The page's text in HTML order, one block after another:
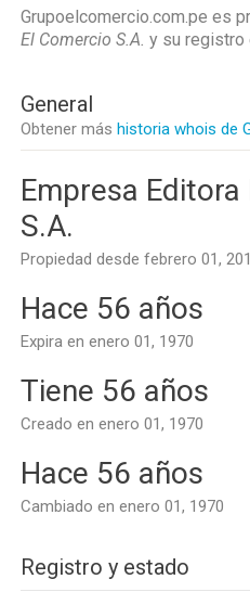
Grupoelcomercio.com.pe es
El Comercio S.A. y su registro
General
Obtener más historia whois de
Empresa
S.A.
Propiedad desde febrero 01,
Hace 56 años
Expira en enero 01, 1970
Tiene 56 años
Creado en enero 01, 1970
Hace 56 años
Cambiado en enero 01, 1970
Registro y estado